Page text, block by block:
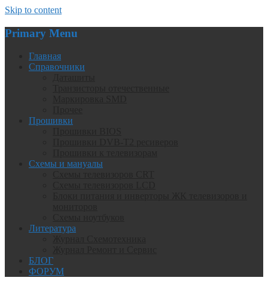
Skip to content
Primary Menu
Главная
Справочники
Прошивки
Схемы и мануалы
Литература
БЛОГ
ФОРУМ